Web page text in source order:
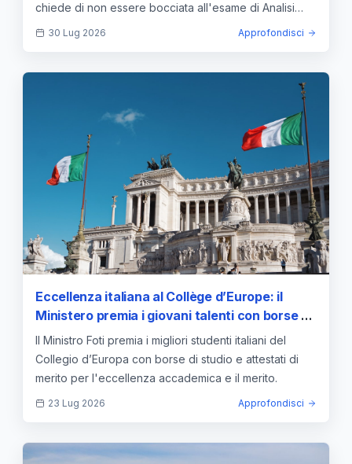
chiede di non essere bocciata all'esame di Analisi
Matematica.
30 Lug 2026 Approfondisci
Eccellenza italiana al Collège d’Europe: il
Ministero premia i giovani talenti con borse di
studio e attestati di merito
Il Ministro Foti premia i migliori studenti italiani del
Collegio d’Europa con borse di studio e attestati di
merito per l'eccellenza accademica e il merito.
23 Lug 2026 Approfondisci